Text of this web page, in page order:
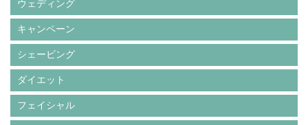
ウェディング
キャンペーン
シェービング
ダイエット
フェイシャル